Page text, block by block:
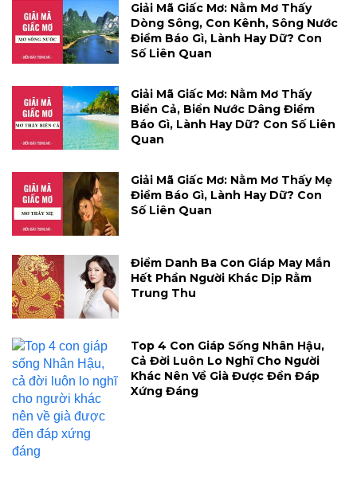
Giải Mã Giấc Mơ: Nằm Mơ Thấy
Dòng Sông, Con Kênh, Sông Nước
Điềm Báo Gì, Lành Hay Dữ? Con
Số Liên Quan
Giải Mã Giấc Mơ: Nằm Mơ Thấy
Biển Cả, Biển Nước Dâng Điềm
Báo Gì, Lành Hay Dữ? Con Số Liên
Quan
Giải Mã Giấc Mơ: Nằm Mơ Thấy Mẹ
Điềm Báo Gì, Lành Hay Dữ? Con
Số Liên Quan
Điểm Danh Ba Con Giáp May Mắn
Hết Phần Người Khác Dịp Rằm
Trung Thu
Top 4 Con Giáp Sống Nhân Hậu,
Cả Đời Luôn Lo Nghĩ Cho Người
Khác Nên Về Già Được Đền Đáp
Xứng Đáng